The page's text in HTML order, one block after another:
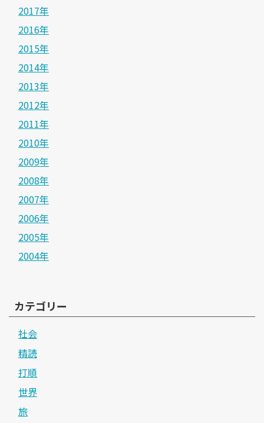
2017年
2016年
2015年
2014年
2013年
2012年
2011年
2010年
2009年
2008年
2007年
2006年
2005年
2004年
カテゴリー
社会
精読
打順
世界
旅